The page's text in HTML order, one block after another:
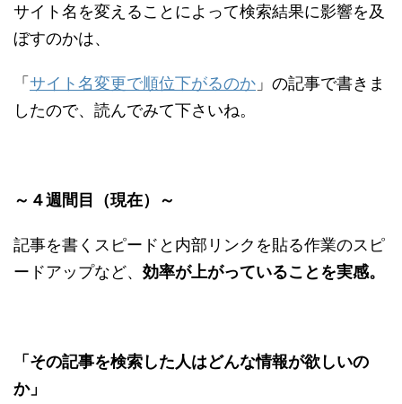
サイト名を変えることによって検索結果に影響を及
ぼすのかは、
「 サイト名変更で順位下がるのか 」の記事で書きま
したので、読んでみて下さいね。
～４週間目（現在）～
記事を書くスピードと内部リンクを貼る作業のスピ
ードアップなど、 効率が上がっていることを実感。
「その記事を検索した人はどんな情報が欲しいの
か」